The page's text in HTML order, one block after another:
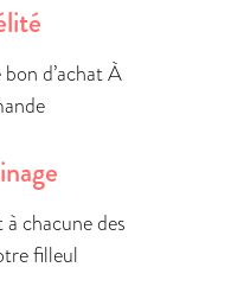
d’achat À
à chacune des
filleul